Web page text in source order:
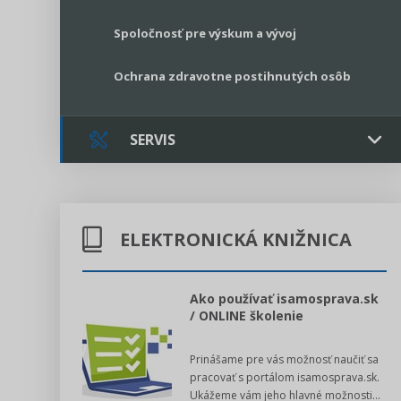
Spoločnosť pre výskum a vývoj
Ochrana zdravotne postihnutých osôb
SERVIS
Online poradenstvo
Register neziskových organizácií
Legislatívne správy
ELEKTRONICKÁ KNIŽNICA
Ako používať isamosprava.sk
/ ONLINE školenie
Prinášame pre vás možnosť naučiť sa
pracovať s portálom isamosprava.sk.
Ukážeme vám jeho hlavné možnosti...